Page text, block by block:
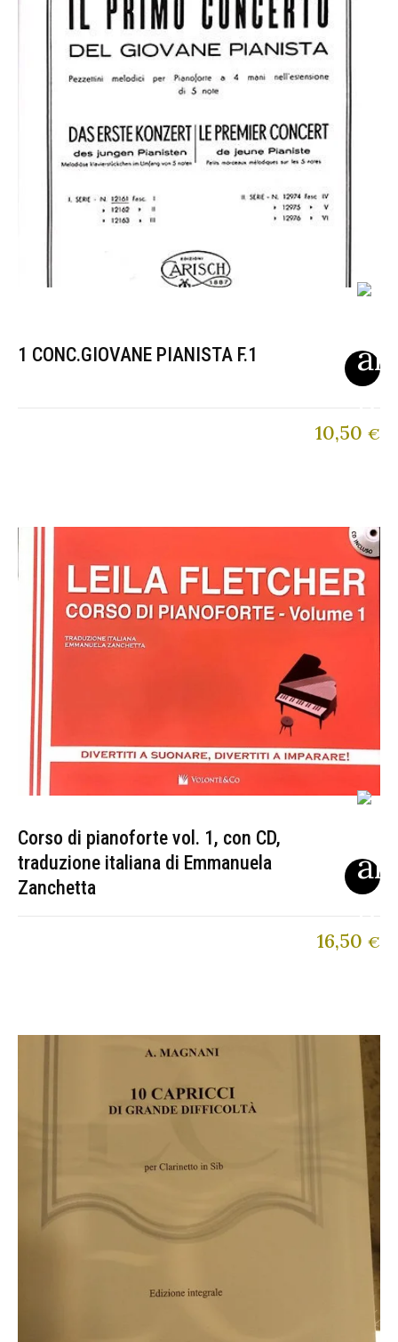
1 CONC.GIOVANE PIANISTA F.1
10,50 €
Corso di pianoforte vol. 1, con CD,
traduzione italiana di Emmanuela
Zanchetta
16,50 €